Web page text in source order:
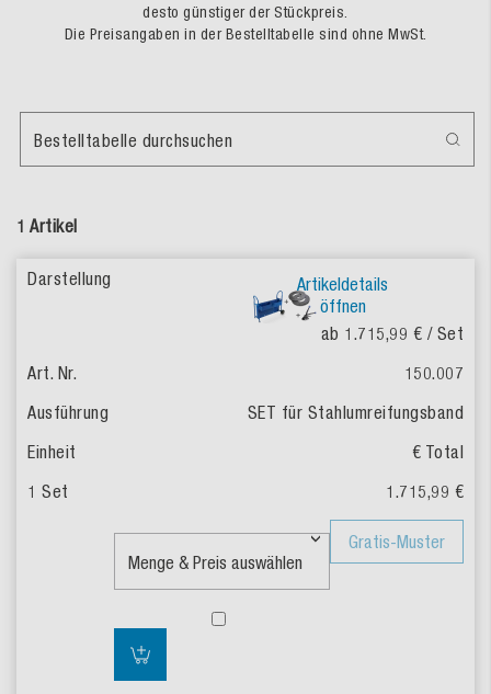
desto günstiger der Stückpreis.
Die Preisangaben in der Bestelltabelle sind ohne MwSt.
1 Artikel
Bestelltabelle durchsuchen
Artikeldetails
öffnen
ab 1.715,99 € / Set
150.007
SET für Stahlumreifungsband
€ Total
1.715,99 €
Gratis-Muster